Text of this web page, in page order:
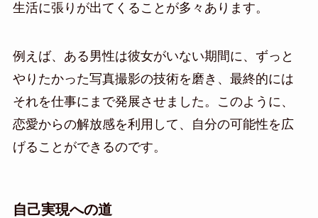
生活に張りが出てくることが多々あります。
例えば、ある男性は彼女がいない期間に、ずっと
やりたかった写真撮影の技術を磨き、最終的には
それを仕事にまで発展させました。このように、
恋愛からの解放感を利用して、自分の可能性を広
げることができるのです。
自己実現への道